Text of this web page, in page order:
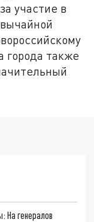
участие в
города также
На генералов